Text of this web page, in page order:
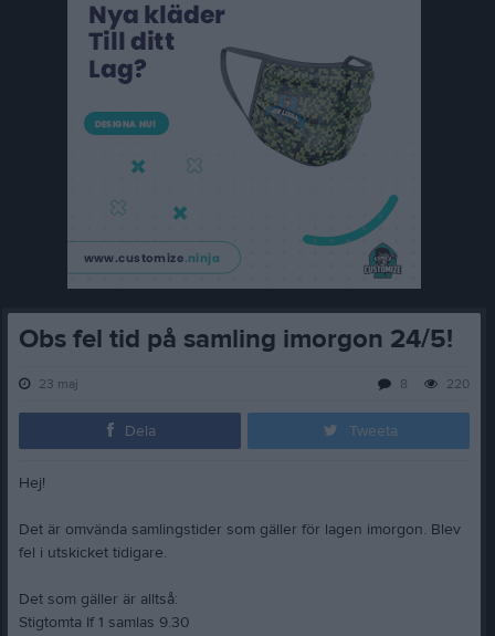
Obs fel tid på samling imorgon 24/5!
23 maj 220
8
Dela Tweeta
Hej!
Det är omvända samlingstider som gäller för lagen imorgon. Blev
fel i utskicket tidigare.
Det som gäller är alltså:
Stigtomta If 1 samlas 9.30